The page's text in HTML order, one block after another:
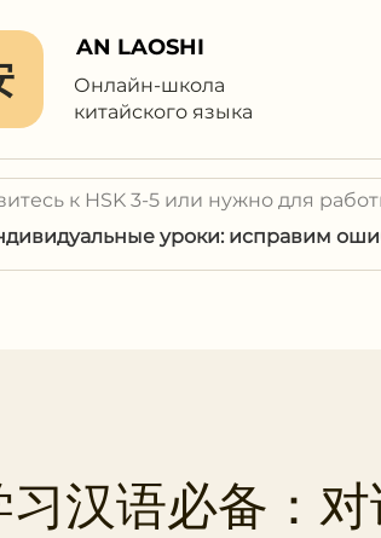
AN LAOSHI
Онлайн-школа
китайского языка
к HSK 3-5 или нужно для
уроки: исправим
习汉语必备：